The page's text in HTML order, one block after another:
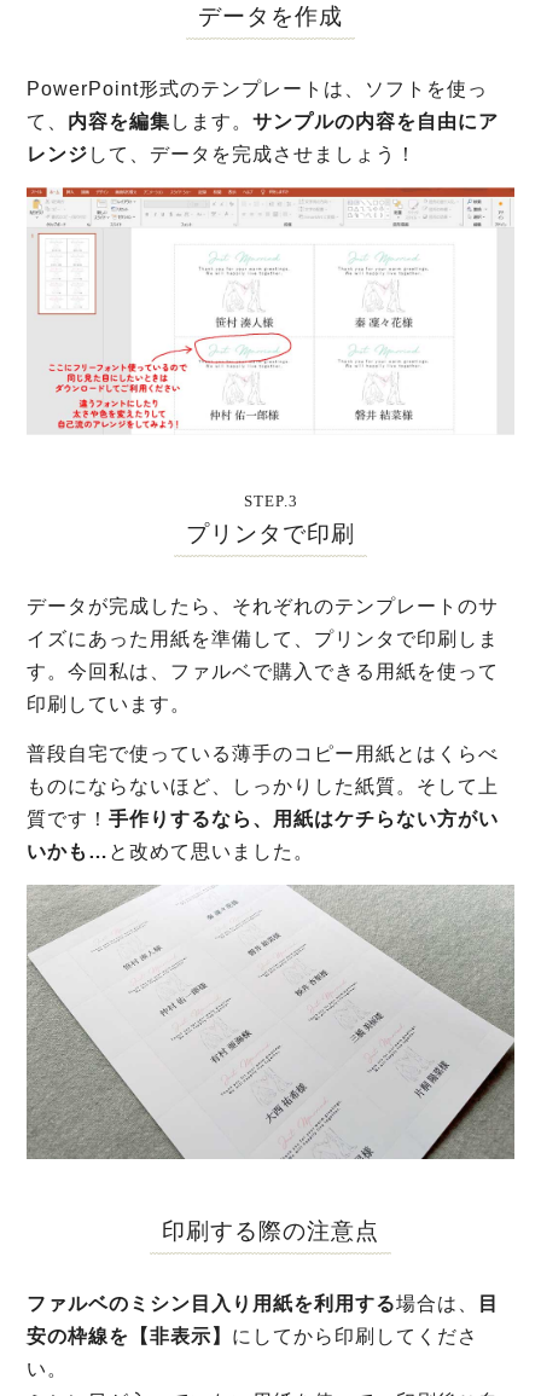
データを作成
PowerPoint形式のテンプレートは、ソフトを使っ
て、 内容を編集 します。サンプルの内容を自由にア
レンジ して、データを完成させましょう！
STEP.3
プリンタで印刷
データが完成したら、それぞれのテンプレートのサ
イズにあった用紙を準備して、プリンタで印刷しま
す。今回私は、ファルベで購入できる用紙を使って
印刷しています。
普段自宅で使っている薄手のコピー用紙とはくらべ
ものにならないほど、しっかりした紙質。そして上
質です！手作りするなら、用紙はケチらない方がい
いかも… と改めて思いました。
印刷する際の注意点
ファルベのミシン目入り用紙を利用する場合は、
目
安の枠線を【非表示】 にしてから印刷してくださ
い。